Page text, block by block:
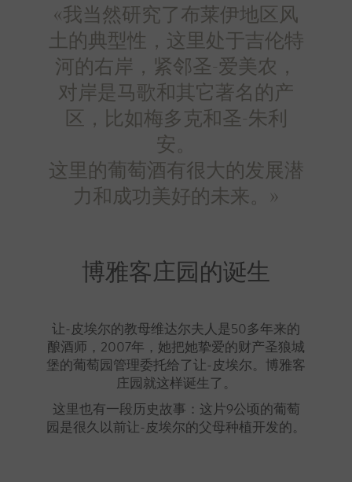
«我当然研究了布莱伊地区风
土的典型性，这里处于吉伦特
河的右岸，紧邻圣-爱美农，
对岸是马歌和其它著名的产
区，比如梅多克和圣-朱利
安。
这里的葡萄酒有很大的发展潜
力和成功美好的未来。»
博雅客庄园的诞生
让-皮埃尔的教母维达尔夫人是50多年来的
酿酒师，2007年，她把她挚爱的财产圣狼城
堡的葡萄园管理委托给了让-皮埃尔。博雅客
庄园就这样诞生了。
这里也有一段历史故事：这片9公顷的葡萄
园是很久以前让-皮埃尔的父母种植开发的。